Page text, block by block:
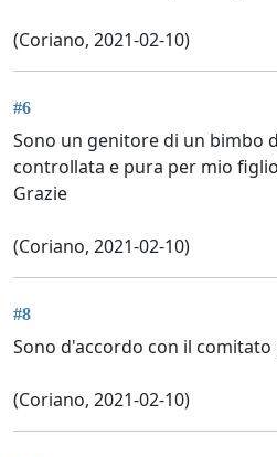
(Coriano, 2021-02-10)
#6
Sono un genitore di un bimbo
controllata e pura per mio
Grazie
(Coriano, 2021-02-10)
#8
Sono d'accordo con il
(Coriano, 2021-02-10)